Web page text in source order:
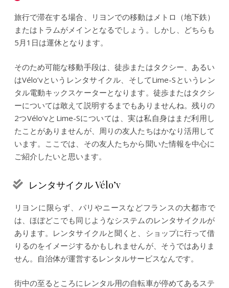
旅行で滞在する場合、リヨンでの移動はメトロ（地下鉄）
またはトラムがメインとなるでしょう。しかし、どちらも
5月1日は運休となります。
そのため可能な移動手段は、徒歩またはタクシー、あるい
はVélo’vというレンタサイクル、そしてLime-Sというレン
タル電動キックスケーターとなります。徒歩またはタクシ
ーについては敢えて説明するまでもありませんね。残りの
2つVélo’vとLime-Sについては、実は私自身はまだ利用し
たことがありませんが、周りの友人たちはかなり活用して
います。ここでは、その友人たちから聞いた情報を中心に
ご紹介したいと思います。
レンタサイクル Vélo’v
リヨンに限らず、パリやニースなどフランスの大都市で
は、ほぼどこでも同じようなシステムのレンタサイクルが
あります。レンタサイクルと聞くと、ショップに行って借
りるのをイメージするかもしれませんが、そうではありま
せん。自治体が運営するレンタルサービスなんです。
街中の至るところにレンタル用の自転車が停めてあるステ